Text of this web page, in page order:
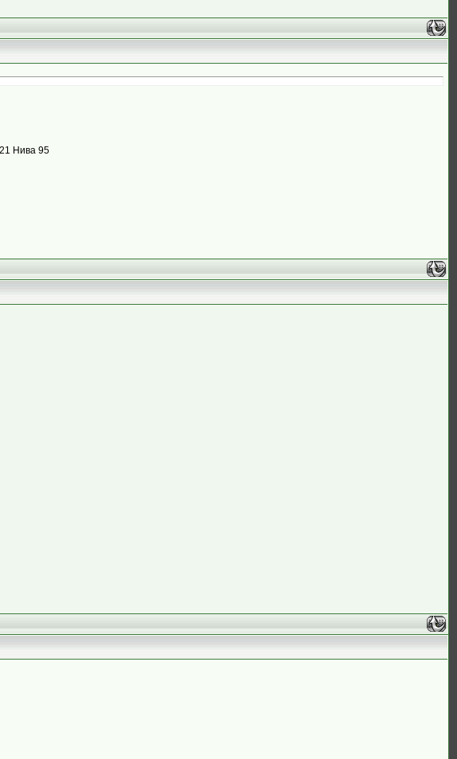
Нива 95